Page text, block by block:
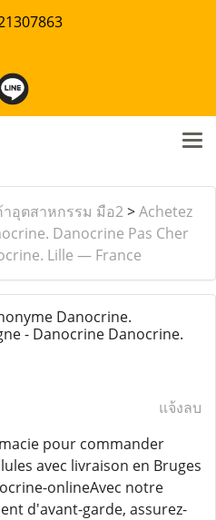
อุตสาหกรรม มือ2>Achetez
Danocrine Pas Cher
Lille — France
Danocrine.
- Danocrine Danocrine.
แจ้งลบ
pour commander
avec livraison en Bruges
onlineAvec notre
d'avant-garde, assurez-